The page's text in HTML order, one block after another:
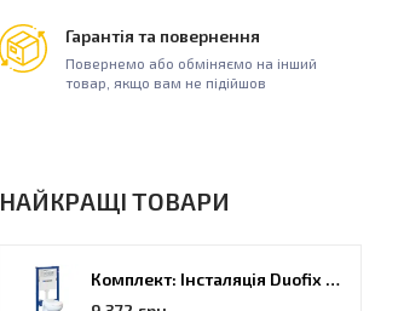
Гарантія та повернення
Повернемо або обміняємо на інший
товар, якщо вам не підійшов
НАЙКРАЩІ ТОВАРИ
Комплект: Інсталяція Duofix PRO 20 + унітаз Kolo Idol (118.315.21.2)